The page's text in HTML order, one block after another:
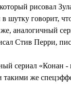
рисовал
шутку говорит,
аналогичный
Стив Перри,
сериал «Конан
такими же